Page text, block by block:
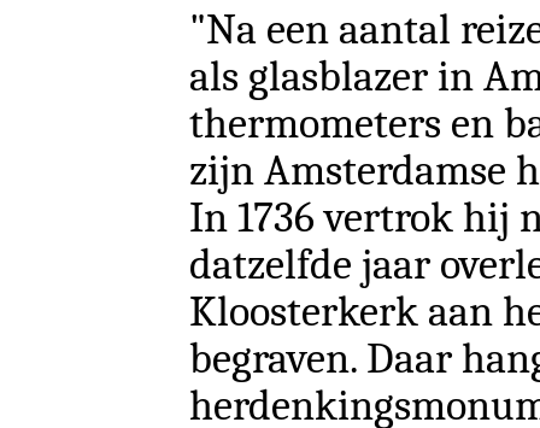
"Na een aantal
als glasblazer in
thermometers en
zijn Amsterdamse
In 1736 vertrok hij
datzelfde jaar
Kloosterkerk aan
begraven. Daar